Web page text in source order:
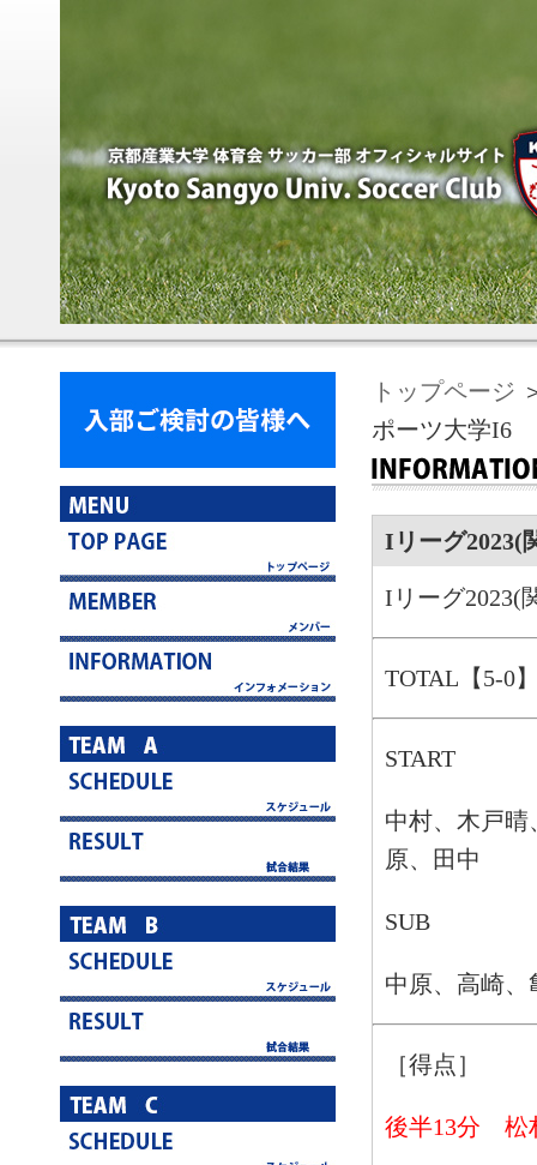
トップページ
ポーツ大学I6
Iリーグ2023(
Iリーグ2023(
TOTAL【5-0
START
中村、木戸
原、田中
SUB
中原、高崎
［得点］
後半13分 松